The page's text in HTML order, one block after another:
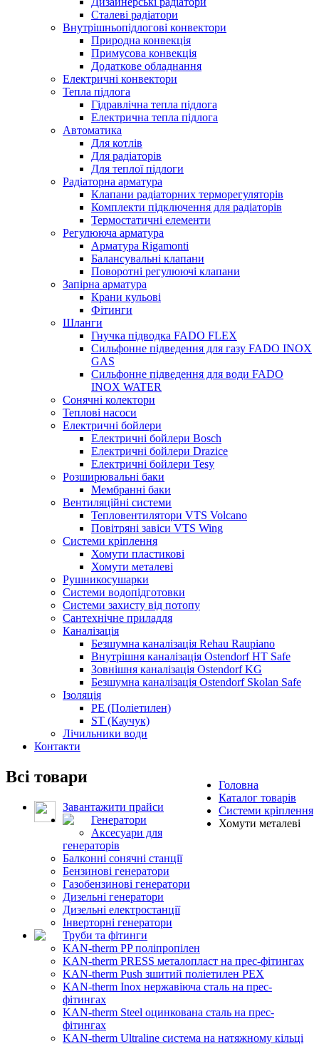
Сталеві радіатори
Внутрішньопідлогові конвектори
Природна конвекція
Примусова конвекція
Додаткове обладнання
Електричні конвектори
Тепла підлога
Гідравлічна тепла підлога
Електрична тепла підлога
Автоматика
Для котлів
Для радіаторів
Для теплої підлоги
Радіаторна арматура
Клапани радіаторних терморегуляторів
Комплекти підключення для радіаторів
Термостатичні елементи
Регулююча арматура
Арматура Rigamonti
Балансувальні клапани
Поворотні регулюючі клапани
Запірна арматура
Крани кульові
Фітинги
Шланги
Гнучка підводка FADO FLEX
Сильфонне підведення для газу FADO INOX
GAS
Сильфонне підведення для води FADO
INOX WATER
Сонячні колектори
Теплові насоси
Електричні бойлери
Електричні бойлери Bosch
Електричні бойлери Drazice
Електричні бойлери Tesy
Розширювальні баки
Мембранні баки
Вентиляційні системи
Тепловентилятори VTS Volcano
Повітряні завіси VTS Wing
Системи кріплення
Хомути пластикові
Хомути металеві
Рушникосушарки
Системи водопідготовки
Системи захисту від потопу
Сантехнічне приладдя
Каналізація
Безшумна каналізація Rehau Raupiano
Внутрішня каналізація Ostendorf HT Safe
Зовнішня каналізація Ostendorf KG
Безшумна каналізація Ostendorf Skolan Safe
Ізоляція
PE (Поліетилен)
ST (Каучук)
Лічильники води
Контакти
Головна
Каталог товарів
Системи кріплення
Хомути металеві
Всі товари
Завантажити прайси
Генератори
Аксесуари для
генераторів
Балконні сонячні станції
Бензинові генератори
Газобензинові генератори
Дизельні генератори
Дизельні електростанції
Інверторні генератори
Труби та фітинги
KAN-therm PP поліпропілен
KAN-therm PRESS металопласт на прес-фітингах
KAN-therm Push зшитий поліетилен PEX
KAN-therm Inox нержавіюча сталь на прес-
фітингах
KAN-therm Steel оцинкована сталь на прес-
фітингах
KAN-therm Ultraline система на натяжному кільці